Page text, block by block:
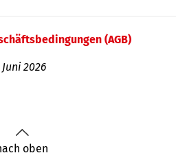
(AGB)
2026
oben